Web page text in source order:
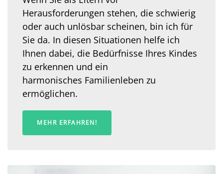
Herausforderungen stehen, die schwierig
oder auch unlösbar scheinen, bin ich für
Sie da. In diesen Situationen helfe ich
Ihnen dabei, die Bedürfnisse Ihres Kindes
zu erkennen und ein
harmonisches Familienleben zu
ermöglichen.
MEHR ERFAHREN!